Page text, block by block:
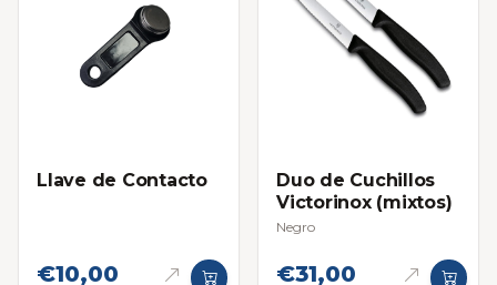
Llave de Contacto
€10,00
Duo de Cuchillos
Victorinox (mixtos)
Negro
€31,00